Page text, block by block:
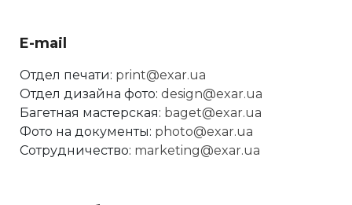
E-mail
Отдел печати: print@exar.ua
Отдел дизайна фото: design@exar.ua
Багетная мастерская: baget@exar.ua
Фото на документы: photo@exar.ua
Сотрудничество: marketing@exar.ua